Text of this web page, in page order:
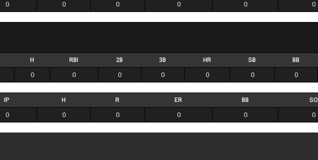
0 0 0 0 0 0
H RBI 2B 3B HR SB BB
0 0 0 0 0 0 0
IP H R ER BB SO
0 0 0 0 0 0